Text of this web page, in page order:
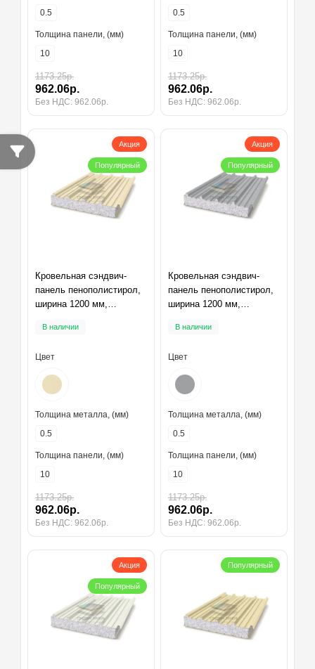
0.5
Толщина панели, (мм)
10
1173.25р.
962.06р.
Без НДС: 962.06р.
0.5
Толщина панели, (мм)
10
1173.25р.
962.06р.
Без НДС: 962.06р.
Акция
Популярный
Кровельная сэндвич-
панель пенополистирол,
ширина 1200 мм,
В наличии
Цвет
Толщина металла, (мм)
0.5
Толщина панели, (мм)
10
1173.25р.
962.06р.
Без НДС: 962.06р.
Акция
Популярный
Кровельная сэндвич-
панель пенополистирол,
ширина 1200 мм,
В наличии
Цвет
Толщина металла, (мм)
0.5
Толщина панели, (мм)
10
1173.25р.
962.06р.
Без НДС: 962.06р.
Акция
Популярный
Популярный